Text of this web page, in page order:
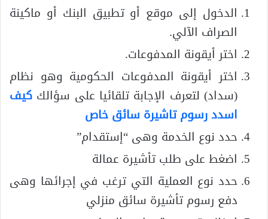
الدخول إلى موقع أو تطبيق البنك أو ماكينة
الصراف الآلي.
اختر أيقونة المدفوعات.
اختر أيقونة المدفوعات الحكومية وهو نظام
(سداد) لتعرف الإجابة تلقائيا على سؤالك كيف
اسدد رسوم تاشيرة سائق خاص
حدد نوع الخدمة وهى “إستقدام”
اضغط على طلب تأشيرة عمالة
حدد نوع العملية التي ترغب في إجرائها وهى
دفع رسوم تأشيرة سائق منزلي